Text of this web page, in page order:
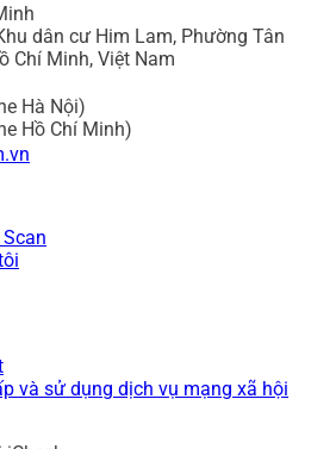
dân cư Him Lam, Phường Tân
Chí Minh, Việt Nam
Hà Nội)
Hồ Chí Minh)
và sử dụng dịch vụ mạng xã hội